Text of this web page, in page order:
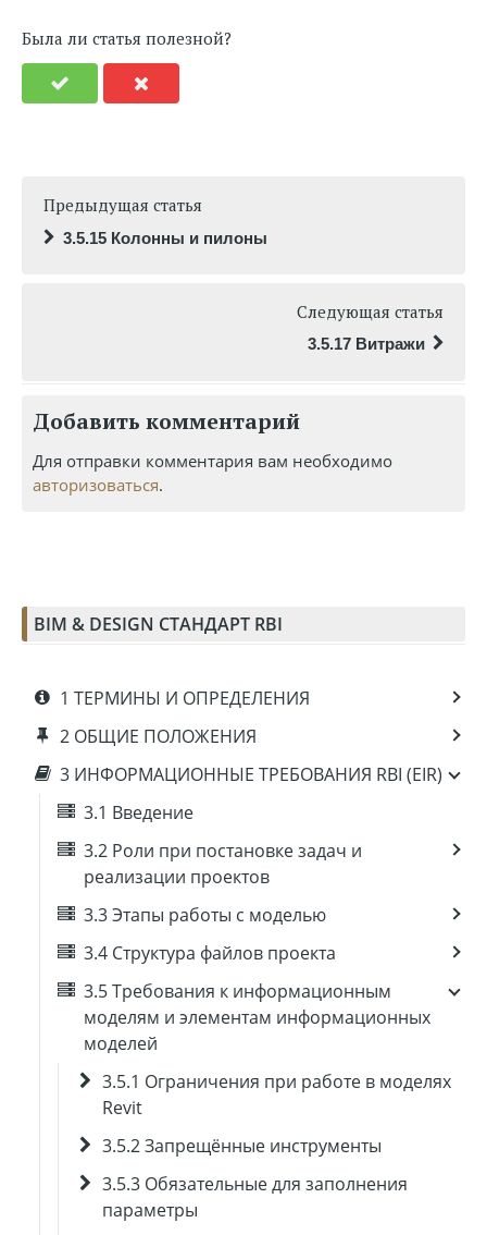
Была ли статья полезной?
Предыдущая статья
3.5.15 Колонны и пилоны
Следующая статья
3.5.17 Витражи
Добавить комментарий
Для отправки комментария вам необходимо
авторизоваться.
BIM & DESIGN СТАНДАРТ RBI
1 ТЕРМИНЫ И ОПРЕДЕЛЕНИЯ
2 ОБЩИЕ ПОЛОЖЕНИЯ
3 ИНФОРМАЦИОННЫЕ ТРЕБОВАНИЯ RBI (EIR)
3.1 Введение
3.2 Роли при постановке задач и
реализации проектов
3.3 Этапы работы с моделью
3.4 Структура файлов проекта
3.5 Требования к информационным
моделям и элементам информационных
моделей
3.5.1 Ограничения при работе в моделях
Revit
3.5.2 Запрещённые инструменты
3.5.3 Обязательные для заполнения
параметры